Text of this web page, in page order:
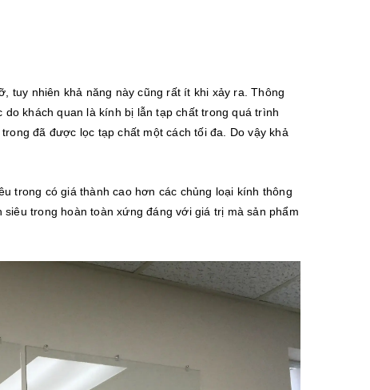
tuy nhiên khả năng này cũng rất ít khi xảy ra. Thông
khách quan là kính bị lẫn tạp chất trong quá trình
đã được lọc tạp chất một cách tối đa. Do vậy khả
trong có giá thành cao hơn các chủng loại kính thông
trong hoàn toàn xứng đáng với giá trị mà sản phẩm